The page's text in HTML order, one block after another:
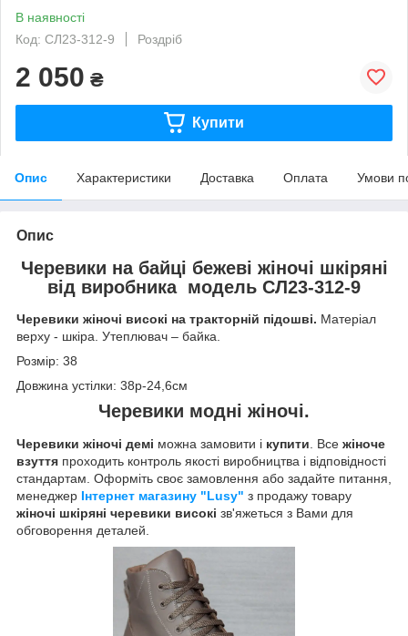
В наявності
Код: СЛ23-312-9
Роздріб
2 050 ₴
Купити
Опис Характеристики Доставка Оплата Умови
Опис
Черевики на байці бежеві жіночі шкіряні
від виробника модель СЛ23-312-9
Черевики жіночі високі на тракторній підошві. Матеріал
верху - шкіра. Утеплювач – байка.
Розмір: 38
Довжина устілки: 38р-24,6см
Черевики модні жіночі.
Черевики жіночі демі можна замовити і купити . Все жіноче
взуття проходить контроль якості виробництва і відповідності
стандартам. Оформіть своє замовлення або задайте питання,
менеджер Інтернет магазину "Lusy" з продажу товару
жіночі шкіряні черевики високі зв'яжеться з Вами для
обговорення деталей.